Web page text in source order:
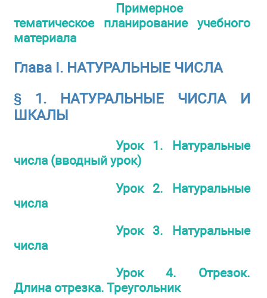
Примерное
тематическое планирование учебного
материала
Глава I. НАТУРАЛЬНЫЕ ЧИСЛА
§ 1. НАТУРАЛЬНЫЕ ЧИСЛА И
ШКАЛЫ
Урок 1. Натуральные
числа (вводный урок)
Урок 2. Натуральные
числа
Урок 3. Натуральные
числа
Урок 4. Отрезок.
Длина отрезка. Треугольник